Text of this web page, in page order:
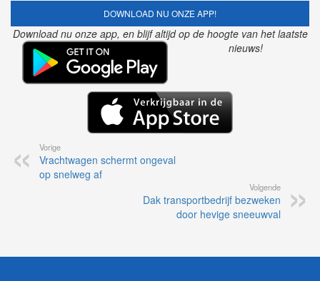
DOWNLOAD NU ONZE APP!
Download nu onze app, en blijf altijd op de hoogte van het laatste
nieuws!
Vorige
Vrachtwagen schermt ongeval
op snelweg af
Volgende
Dak transportbedrijf bezweken
door hevige sneeuwval